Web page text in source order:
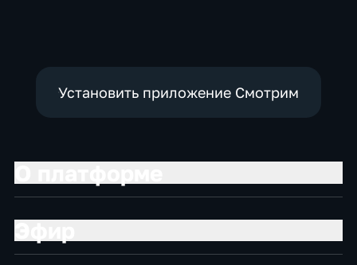
Установить приложение Смотрим